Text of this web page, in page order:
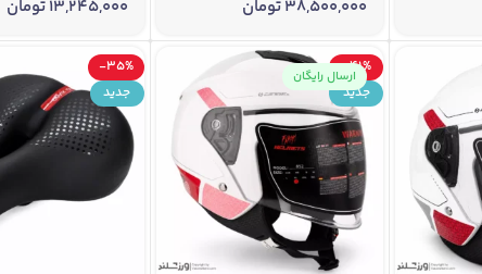
38,500,000تومان 13,245,000تومان
-41%
جدید
ارسال رایگان
-35%
جدید